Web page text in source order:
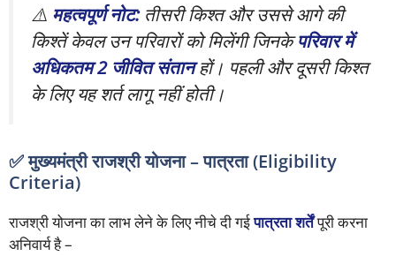
⚠️ महत्वपूर्ण नोट:तीसरी किश्त और उससे आगे की
किश्तें केवल उन परिवारों को मिलेंगी जिनकेपरिवार में
अधिकतम 2 जीवित संतानहों। पहली और दूसरी किश्त
के लिए यह शर्त लागू नहीं होती।
✅ मुख्यमंत्री राजश्री योजना – पात्रता (Eligibility
Criteria)
राजश्री योजना का लाभ लेने के लिए नीचे दी गईपात्रता शर्तेंपूरी करना
अनिवार्य है –